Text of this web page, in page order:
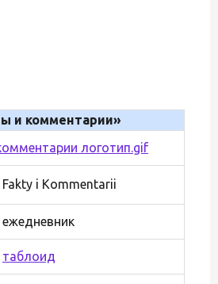
и комментарии»
логотип.gif
Fakty i Kommentarii
ежедневник
таблоид